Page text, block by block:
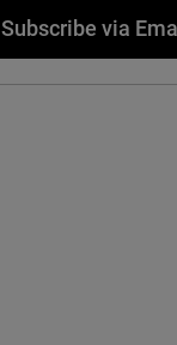
Subscribe via